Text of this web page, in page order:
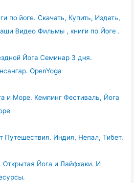
по йоге. Скачать, Купить, Издать,
Видео Фильмы , книги по Йоге .
Йога Семинар 3 дня.
OpenYoga
и Море. Кемпинг Фестиваль, Йога
Путешествия. Индия, Непал, Тибет.
Йога и Лайфхаки. И